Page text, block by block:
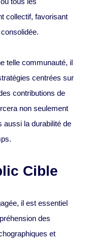
collectif, favorisant
telle communauté, il
centrées sur
contributions de
non seulement
aussi la durabilité de
Cible
il est essentiel
des
et